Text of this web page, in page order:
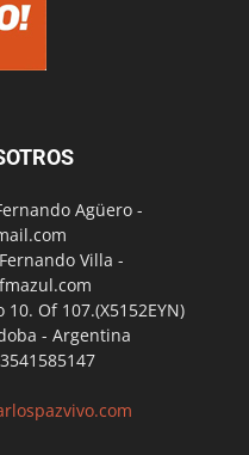
Agüero -
Villa -
Of 107.(X5152EYN)
- Argentina